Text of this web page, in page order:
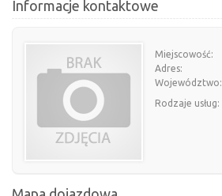
Informacje kontaktowe
Miejscowość:
Adres:
Województwo:
Rodzaje usług: